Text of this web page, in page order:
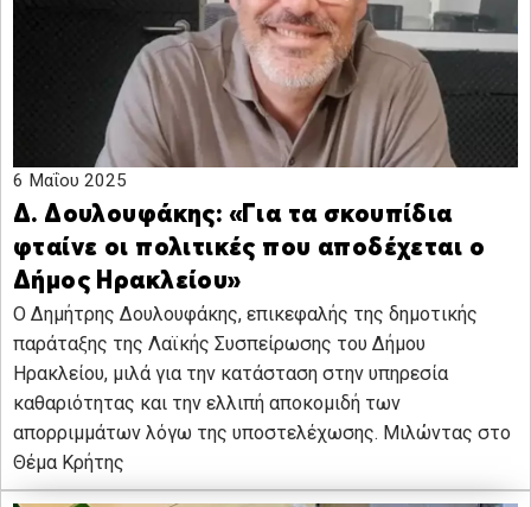
6 Μαΐου 2025
Δ. Δουλουφάκης: «Για τα σκουπίδια
φταίνε οι πολιτικές που αποδέχεται ο
Δήμος Ηρακλείου»
Ο Δημήτρης Δουλουφάκης, επικεφαλής της δημοτικής
παράταξης της Λαϊκής Συσπείρωσης του Δήμου
Ηρακλείου, μιλά για την κατάσταση στην υπηρεσία
καθαριότητας και την ελλιπή αποκομιδή των
απορριμμάτων λόγω της υποστελέχωσης. Μιλώντας στο
Θέμα Κρήτης